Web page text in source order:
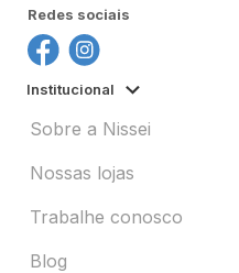
Redes sociais
Institucional
Sobre a Nissei
Nossas lojas
Trabalhe conosco
Blog